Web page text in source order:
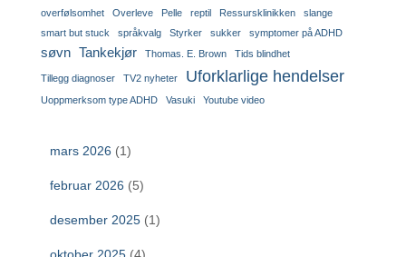
overfølsomhet
Overleve Pelle reptil Ressursklinikken
slange
smart but stuck
språkvalg Styrker sukker symptomer på ADHD
søvn Tankekjør Thomas. E. Brown Tids blindhet
Tillegg diagnoser TV2 nyheter Uforklarlige hendelser
Uoppmerksom type ADHD Vasuki Youtube video
mars 2026 (1)
februar 2026 (5)
desember 2025 (1)